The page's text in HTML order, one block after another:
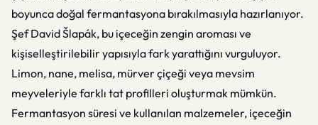
boyunca doğal fermantasyona bırakılmasıyla hazırlanıyor.
Şef David Šlapák, bu içeceğin zengin aroması ve
kişiselleştirilebilir yapısıyla fark yarattığını vurguluyor.
Limon, nane, melisa, mürver çiçeği veya mevsim
meyveleriyle farklı tat profilleri oluşturmak mümkün.
Fermantasyon süresi ve kullanılan malzemeler, içeceğin